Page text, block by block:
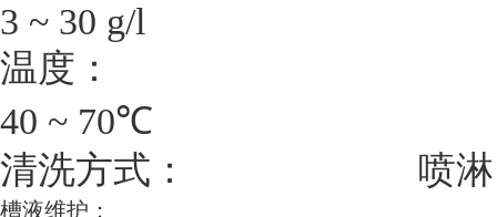
3 ~ 30 g/l
温度：
40 ~ 70℃
清洗方式 ： 喷淋
槽液维护 ：